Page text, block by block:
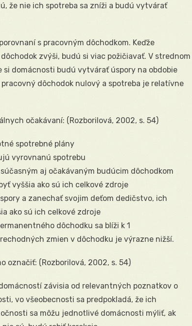
že nie ich spotreba sa zníži a budú vytvárať
s pracovným dôchodkom. Keďže
zvýši, budú si viac požičiavať. V strednom
si domácnosti budú vytvárať úspory na obdobie
dôchodok nulový a spotreba je relatívne
očakávaní: (Rozborilová, 2002, s. 54)
spotrebné plány
vyrovnanú spotrebu
aj očakávaným budúcim dôchodkom
vyššia ako sú ich celkové zdroje
a zanechať svojim deťom dedičstvo, ich
ako sú ich celkové zdroje
dôchodku sa blíži k 1
zmien v dôchodku je výrazne nižší.
označiť: (Rozborilová, 2002, s. 54)
závisia od relevantných poznatkov o
vo všeobecnosti sa predpokladá, že ich
sa môžu jednotlivé domácnosti mýliť, ak